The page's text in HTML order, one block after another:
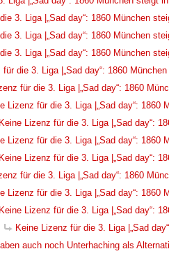
3. Liga |„Sad day“: 1860 München
3. Liga |„Sad day“: 1860 München
3. Liga |„Sad day“: 1860 München
für die 3. Liga |„Sad day“: 1860
für die 3. Liga |„Sad day“: 1860
Lizenz für die 3. Liga |„Sad day“: 1860
Keine Lizenz für die 3. Liga |„Sad day“:
Lizenz für die 3. Liga |„Sad day“: 1860
Keine Lizenz für die 3. Liga |„Sad day“:
für die 3. Liga |„Sad day“: 1860
Lizenz für die 3. Liga |„Sad day“: 1860
Keine Lizenz für die 3. Liga |„Sad day“:
Keine Lizenz für die 3. Liga |„Sad
auch noch Unterhaching als